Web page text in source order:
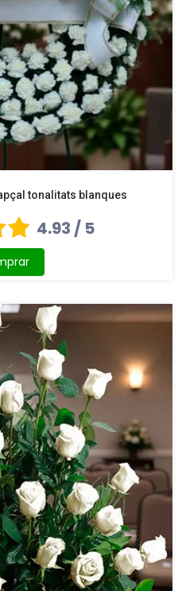
tonalitats blanques
4.93 / 5